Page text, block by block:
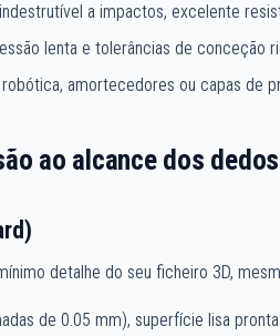
a impactos, excelente
lenta e tolerâncias de conceção
amortecedores ou capas de
ao alcance dos dedos
detalhe do seu ficheiro 3D,
de 0.05 mm), superfície lisa